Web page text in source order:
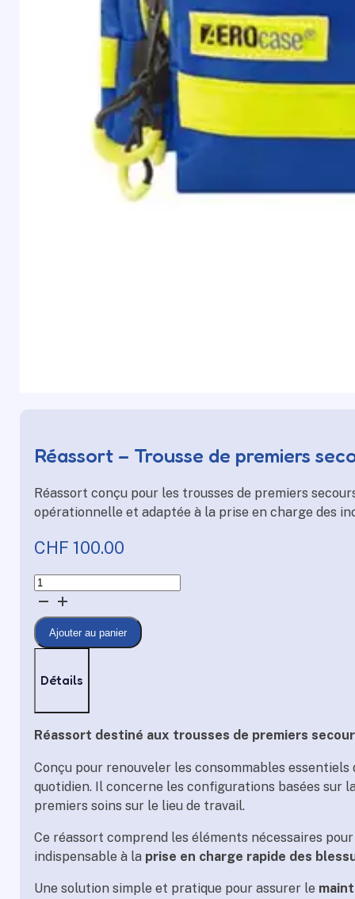
Réassort – Trousse de premiers
Réassort conçu pour les trousses de premiers
opérationnelle et adaptée à la prise en charge des
CHF 100.00
quantité
de
Réassort
–
de
secours
(M)
Ajouter au panier
Détails
Réassort destiné aux trousses de premiers
Conçu pour renouveler les consommables
quotidien. Il concerne les configurations basées sur
premiers soins sur le lieu de travail.
Ce réassort comprend les éléments nécessaires
indispensable à la prise en charge rapide des
Une solution simple et pratique pour assurer le